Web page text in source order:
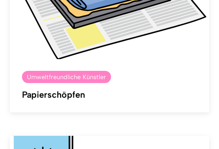
Umweltfreundliche Künstler
Papierschöpfen